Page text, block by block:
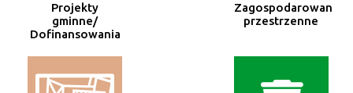
Projekty
gminne/
Dofinansowania
Zagospodarowanie
przestrzenne